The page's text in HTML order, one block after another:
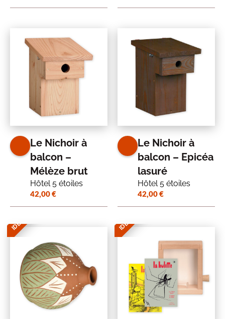
Le Nichoir à
balcon –
Mélèze brut
Hôtel 5 étoiles
42,00€
Le Nichoir à
balcon – Epicéa
lasuré
Hôtel 5 étoiles
42,00€
IDÉE CADEAU IDÉE CADEAU